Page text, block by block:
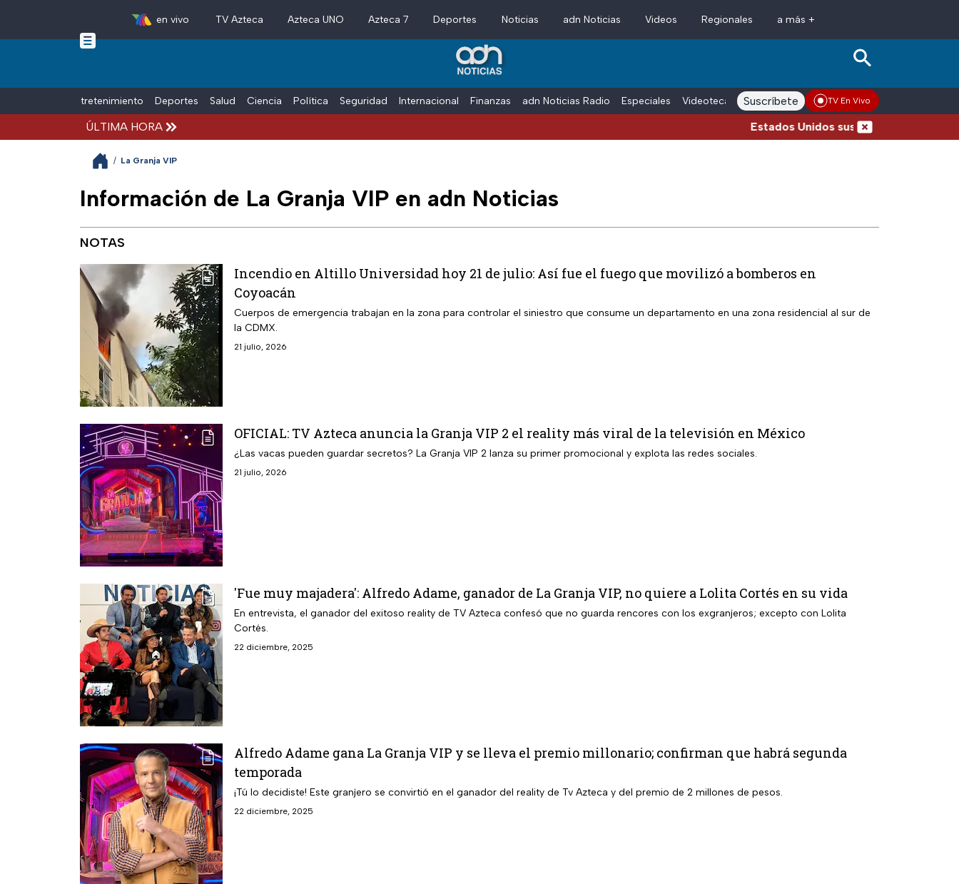
Skip to main content
en vivo TV Azteca Azteca UNO Azteca 7 Deportes Noticias adn Noticias Videos Regionales a más +
Entretenimiento Deportes Salud Ciencia Política Seguridad Internacional Finanzas adn Noticias Radio Especiales Videoteca Conductores Voces adn Noticias
Suscríbete TV En Vivo
ÚLTIMA HORA Estados Unidos suspende la importación de
/ La Granja VIP
Información de La Granja VIP en adn Noticias
NOTAS
Incendio en Altillo Universidad hoy 21 de julio: Así fue el fuego que movilizó a bomberos en
Coyoacán
Cuerpos de emergencia trabajan en la zona para controlar el siniestro que consume un departamento en una zona residencial al sur de
la CDMX.
21 julio, 2026
OFICIAL: TV Azteca anuncia la Granja VIP 2 el reality más viral de la televisión en México
¿Las vacas pueden guardar secretos? La Granja VIP 2 lanza su primer promocional y explota las redes sociales.
21 julio, 2026
'Fue muy majadera': Alfredo Adame, ganador de La Granja VIP, no quiere a Lolita Cortés en su vida
En entrevista, el ganador del exitoso reality de TV Azteca confesó que no guarda rencores con los exgranjeros; excepto con Lolita
Cortés.
22 diciembre, 2025
Alfredo Adame gana La Granja VIP y se lleva el premio millonario; confirman que habrá segunda
temporada
¡Tú lo decidiste! Este granjero se convirtió en el ganador del reality de Tv Azteca y del premio de 2 millones de pesos.
22 diciembre, 2025